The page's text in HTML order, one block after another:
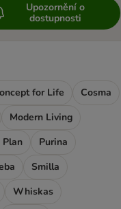
Upozornění o
dostupnosti
for Life
Cosma
Modern Living
Plan
Purina
Smilla
Whiskas